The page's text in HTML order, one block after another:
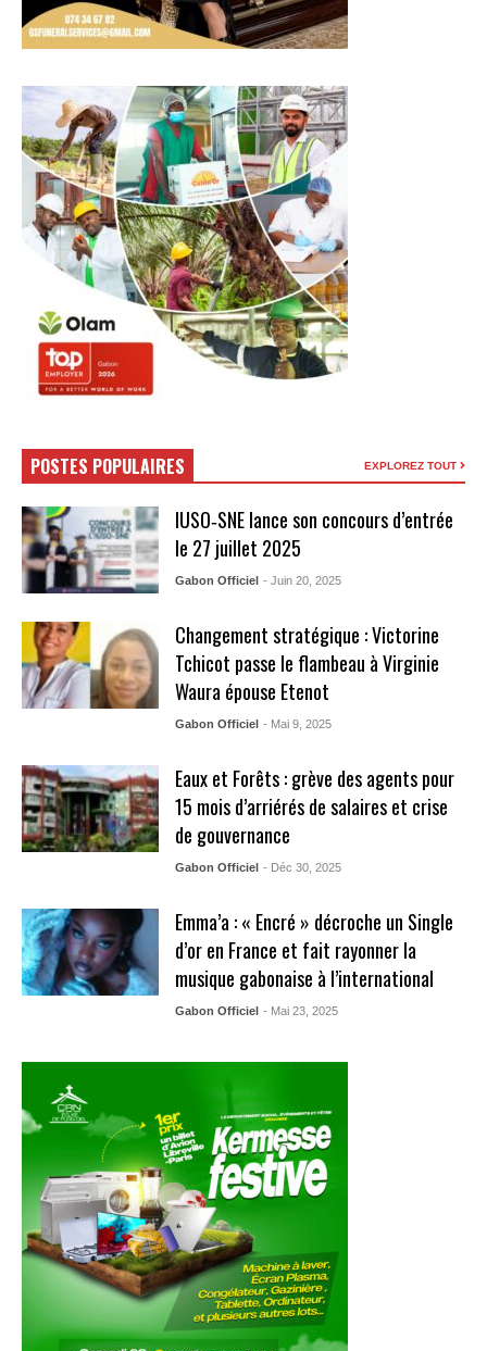
POSTES POPULAIRES EXPLOREZ TOUT
IUSO‑SNE lance son concours d’entrée
le 27 juillet 2025
Gabon Officiel - Juin 20, 2025
Changement stratégique : Victorine
Tchicot passe le flambeau à Virginie
Waura épouse Etenot
Gabon Officiel - Mai 9, 2025
Eaux et Forêts : grève des agents pour
15 mois d’arriérés de salaires et crise
de gouvernance
Gabon Officiel - Déc 30, 2025
Emma’a : « Encré » décroche un Single
d’or en France et fait rayonner la
musique gabonaise à l’international
Gabon Officiel - Mai 23, 2025